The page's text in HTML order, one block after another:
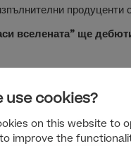
use cookies?
on this website to
improve the
вселената” ще